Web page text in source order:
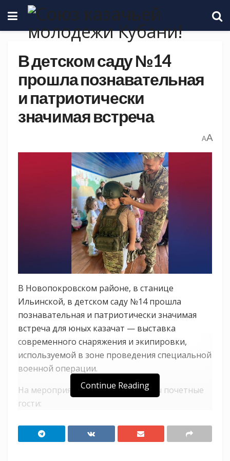
В детском саду №14
прошла познавательная
и патриотически
значимая встреча
AA
В Новопокровском районе, в станице
Ильинской, в детском саду №14 прошла
познавательная и патриотически значимая
встреча для юных казачат — выставка
современного снаряжения и экипировки,
используемой в зоне проведения специальной
военной операции.
На мероприятие были приглашены почетные
гости:
Новопокровского районного казачьего
общества, участник СВО;
Continue Reading